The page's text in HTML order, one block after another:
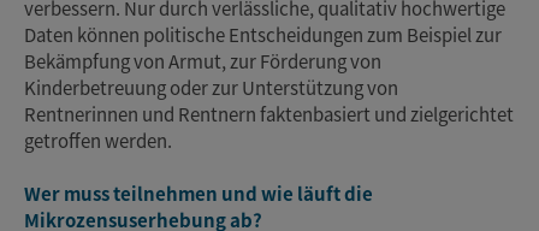
verbessern. Nur durch verlässliche, qualitativ hochwertige
Daten können politische Entscheidungen zum Beispiel zur
Bekämpfung von Armut, zur Förderung von
Kinderbetreuung oder zur Unterstützung von
Rentnerinnen und Rentnern faktenbasiert und zielgerichtet
getroffen werden.
Wer muss teilnehmen und wie läuft die
Mikrozensuserhebung ab?